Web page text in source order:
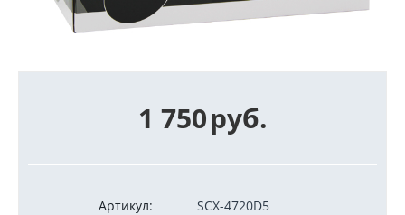
1 750руб.
Артикул:
SCX-4720D5